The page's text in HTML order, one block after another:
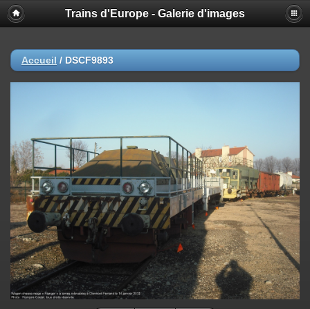
Trains d'Europe - Galerie d'images
Accueil / DSCF9893